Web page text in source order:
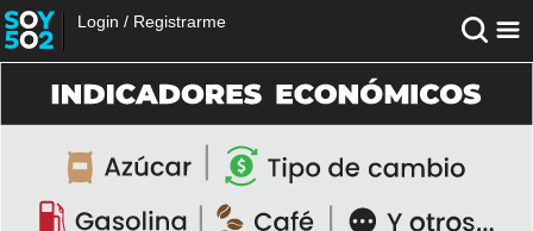
Login / Registrarme